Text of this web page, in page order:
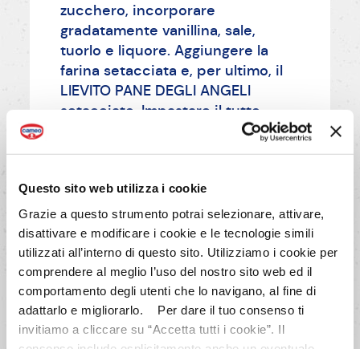
Questo sito web utilizza i cookie
Grazie a questo strumento potrai selezionare, attivare,
disattivare e modificare i cookie e le tecnologie simili
utilizzati all’interno di questo sito. Utilizziamo i cookie per
comprendere al meglio l’uso del nostro sito web ed il
comportamento degli utenti che lo navigano, al fine di
adattarlo e migliorarlo. Per dare il tuo consenso ti
invitiamo a cliccare su “Accetta tutti i cookie”. Il
zucchero, incorporare
gradatamente vanillina, sale,
tuorlo e liquore. Aggiungere la
farina setacciata e, per ultimo, il
LIEVITO PANE DEGLI ANGELI
setacciato. Impastare il tutto,
sfregando il composto tra le mani
fino ad ottenere un impasto
AVANTI